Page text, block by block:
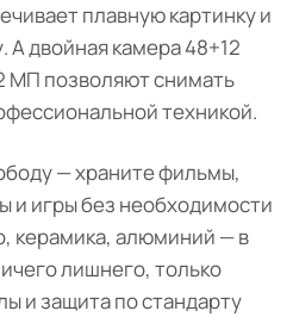
плавную картинку и
двойная камера 48+12
МП позволяют снимать
техникой.
— храните фильмы,
и игры без необходимости
керамика, алюминий — в
лишнего, только
и защита по стандарту